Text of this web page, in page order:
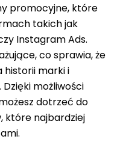
promocyjne, które
takich jak
Instagram Ads.
co sprawia, że
historii marki i
możliwości
dotrzeć do
które najbardziej